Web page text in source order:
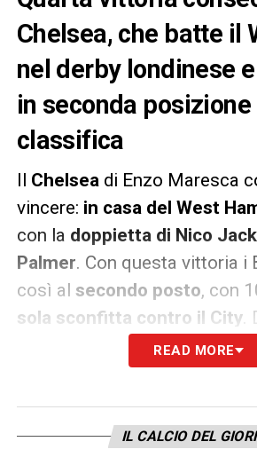
Chelsea, che batte il
nel derby londinese
in seconda posizione
classifica
Il Chelsea di Enzo Maresca
vincere: in casa del West
con la doppietta di Nico
Palmer. Con questa vittoria i
così al secondo posto, con
sola sconfitta contro il City.
a fine partita.
Tutti sanno che Nico
READ MORE
IL CALCIO DEL